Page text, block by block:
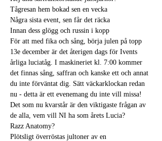
Tågresan hem bokad sen en vecka
Några sista event, sen får det räcka
Innan dess glögg och russin i kopp
För att med fika och sång, börja julen på topp
13e december är det återigen dags för Ivents
årliga luciatåg. I maskineriet kl. 7:00 kommer
det finnas sång, saffran och kanske ett och annat
du inte förväntat dig. Sätt väckarklockan redan
nu - detta är ett evenemang du inte vill missa!
Det som nu kvarstår är den viktigaste frågan av
de alla, vem vill NI ha som årets Lucia?
Razz Anatomy?
Plötsligt överröstas jultoner av en